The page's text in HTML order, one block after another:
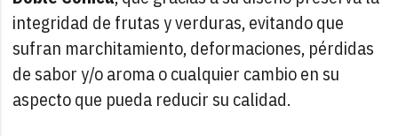
integridad de frutas y verduras, evitando que
sufran marchitamiento, deformaciones, pérdidas
de sabor y/o aroma o cualquier cambio en su
aspecto que pueda reducir su calidad.